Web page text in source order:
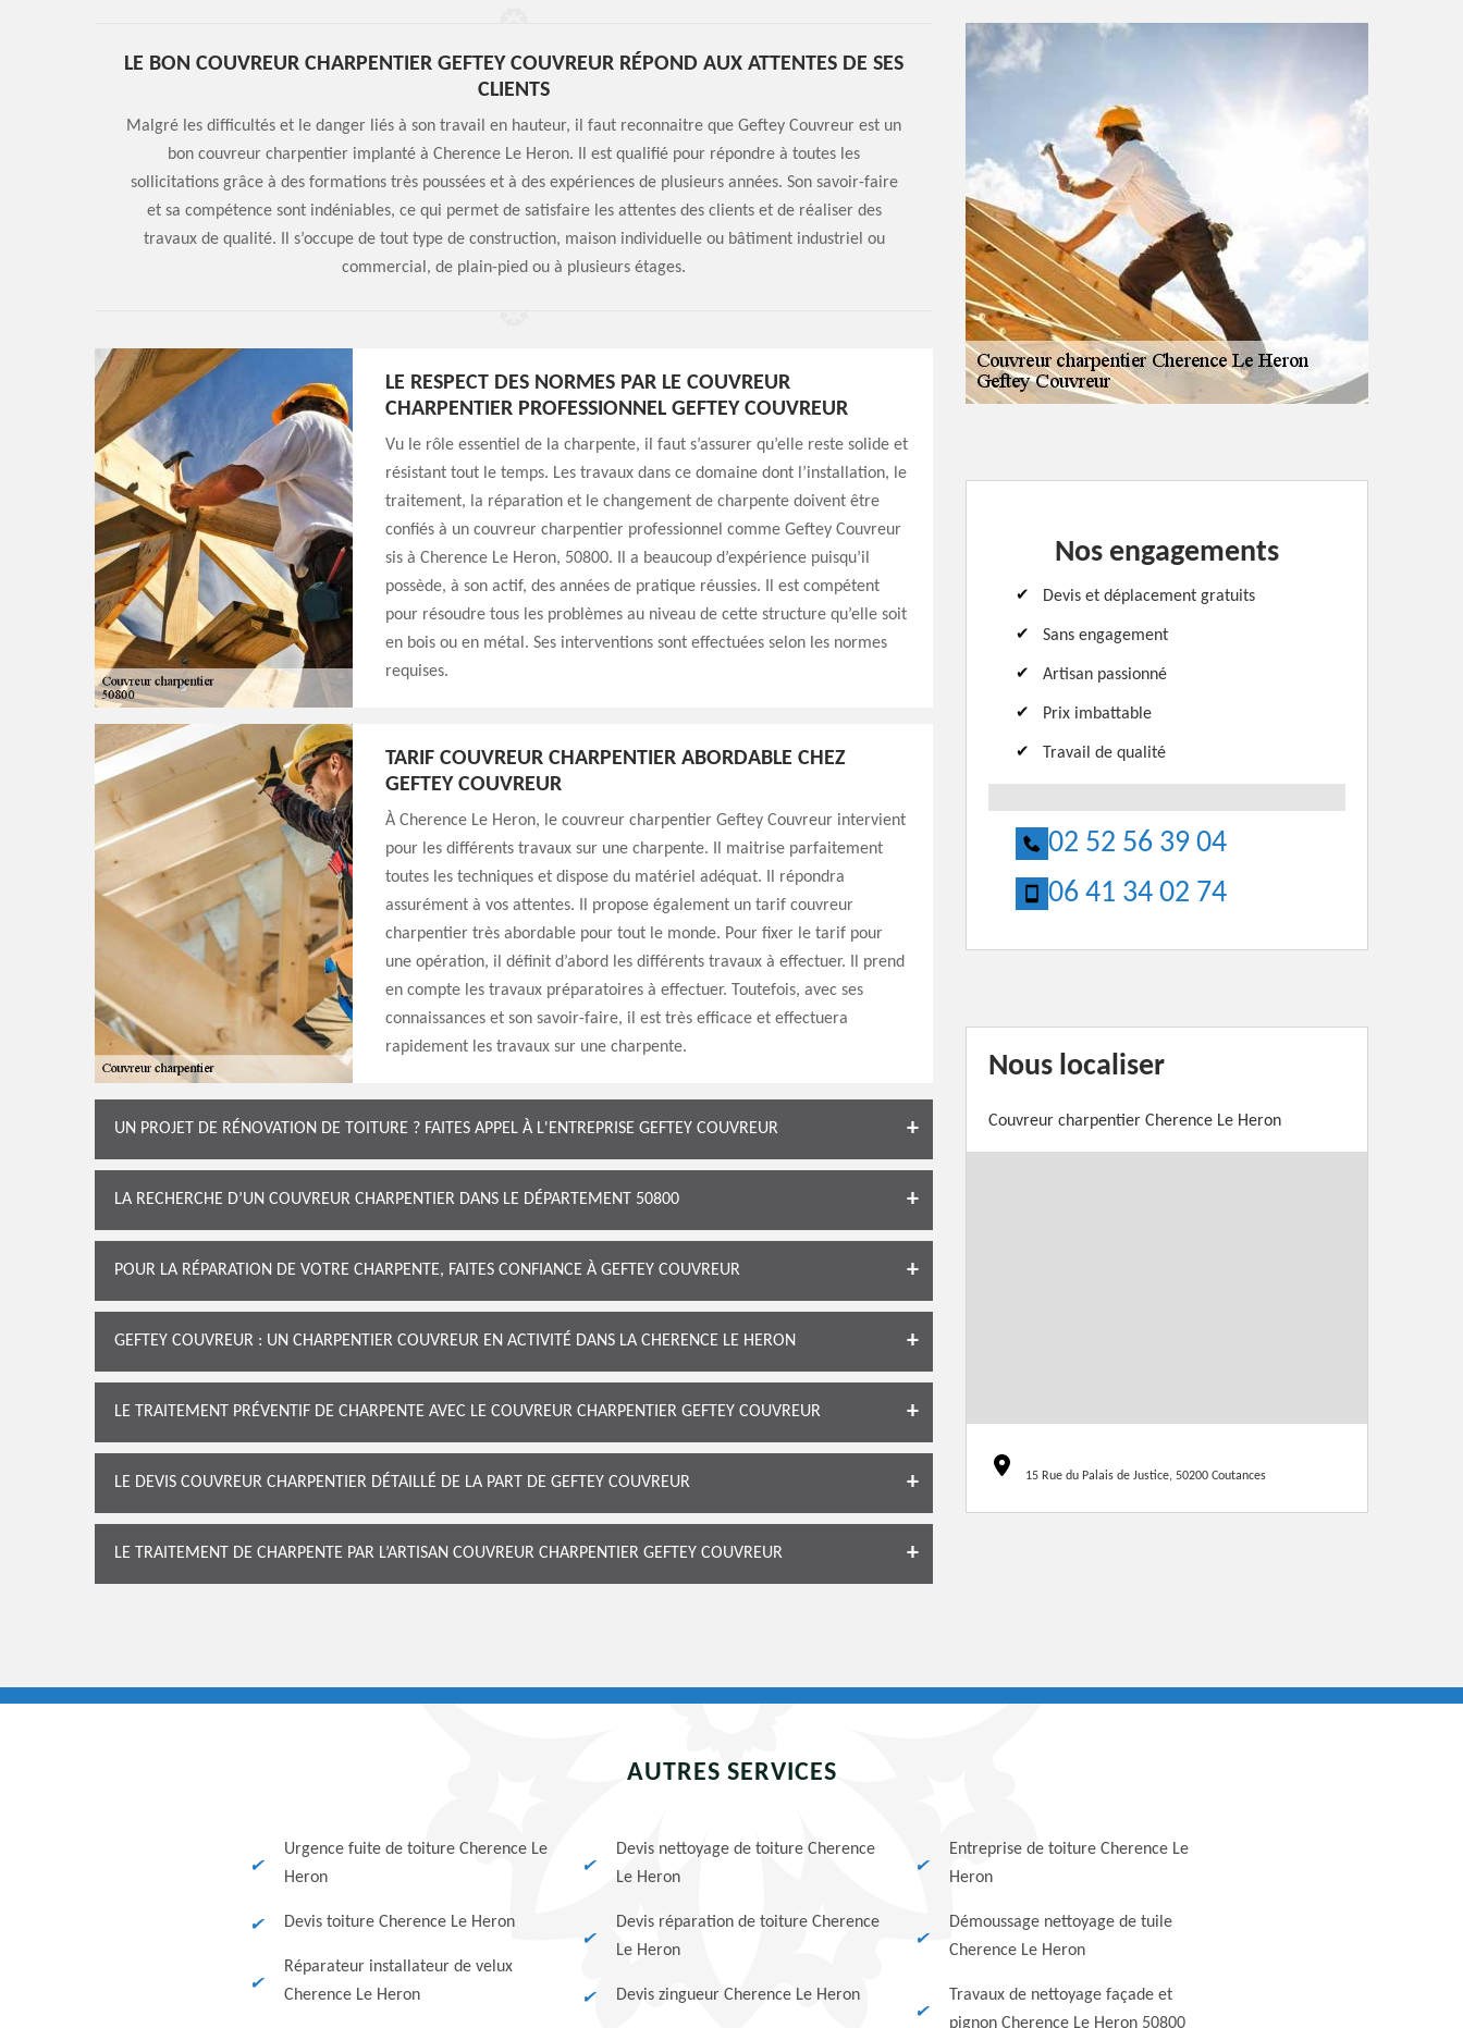
LE BON COUVREUR CHARPENTIER GEFTEY COUVREUR RÉPOND AUX ATTENTES DE SES
CLIENTS
Malgré les difficultés et le danger liés à son travail en hauteur, il faut reconnaitre que Geftey Couvreur est un
bon couvreur charpentier implanté à Cherence Le Heron. Il est qualifié pour répondre à toutes les
sollicitations grâce à des formations très poussées et à des expériences de plusieurs années. Son savoir-faire
et sa compétence sont indéniables, ce qui permet de satisfaire les attentes des clients et de réaliser des
travaux de qualité. Il s’occupe de tout type de construction, maison individuelle ou bâtiment industriel ou
commercial, de plain-pied ou à plusieurs étages.
LE RESPECT DES NORMES PAR LE COUVREUR
CHARPENTIER PROFESSIONNEL GEFTEY COUVREUR
Vu le rôle essentiel de la charpente, il faut s’assurer qu’elle reste solide et
résistant tout le temps. Les travaux dans ce domaine dont l’installation, le
traitement, la réparation et le changement de charpente doivent être
confiés à un couvreur charpentier professionnel comme Geftey Couvreur
sis à Cherence Le Heron, 50800. Il a beaucoup d’expérience puisqu’il
possède, à son actif, des années de pratique réussies. Il est compétent
pour résoudre tous les problèmes au niveau de cette structure qu’elle soit
en bois ou en métal. Ses interventions sont effectuées selon les normes
requises.
TARIF COUVREUR CHARPENTIER ABORDABLE CHEZ
GEFTEY COUVREUR
À Cherence Le Heron, le couvreur charpentier Geftey Couvreur intervient
pour les différents travaux sur une charpente. Il maitrise parfaitement
toutes les techniques et dispose du matériel adéquat. Il répondra
assurément à vos attentes. Il propose également un tarif couvreur
charpentier très abordable pour tout le monde. Pour fixer le tarif pour
une opération, il définit d’abord les différents travaux à effectuer. Il prend
en compte les travaux préparatoires à effectuer. Toutefois, avec ses
connaissances et son savoir-faire, il est très efficace et effectuera
rapidement les travaux sur une charpente.
UN PROJET DE RÉNOVATION DE TOITURE ? FAITES APPEL À L'ENTREPRISE GEFTEY COUVREUR
LA RECHERCHE D’UN COUVREUR CHARPENTIER DANS LE DÉPARTEMENT 50800
POUR LA RÉPARATION DE VOTRE CHARPENTE, FAITES CONFIANCE À GEFTEY COUVREUR
GEFTEY COUVREUR : UN CHARPENTIER COUVREUR EN ACTIVITÉ DANS LA CHERENCE LE HERON
LE TRAITEMENT PRÉVENTIF DE CHARPENTE AVEC LE COUVREUR CHARPENTIER GEFTEY COUVREUR
LE DEVIS COUVREUR CHARPENTIER DÉTAILLÉ DE LA PART DE GEFTEY COUVREUR
LE TRAITEMENT DE CHARPENTE PAR L’ARTISAN COUVREUR CHARPENTIER GEFTEY COUVREUR
Nos engagements
Devis et déplacement gratuits
Sans engagement
Artisan passionné
Prix imbattable
Travail de qualité
02 52 56 39 04
06 41 34 02 74
Nous localiser
Couvreur charpentier Cherence Le Heron
15 Rue du Palais de Justice, 50200 Coutances
AUTRES SERVICES
Urgence fuite de toiture Cherence Le
Heron
Devis toiture Cherence Le Heron
Réparateur installateur de velux
Cherence Le Heron
Devis nettoyage de toiture Cherence
Le Heron
Devis réparation de toiture Cherence
Le Heron
Devis zingueur Cherence Le Heron
Entreprise de toiture Cherence Le
Heron
Démoussage nettoyage de tuile
Cherence Le Heron
Travaux de nettoyage façade et
pignon Cherence Le Heron 50800